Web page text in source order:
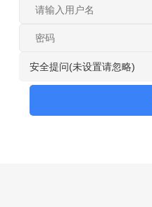
安全提问(未设置请忽略)